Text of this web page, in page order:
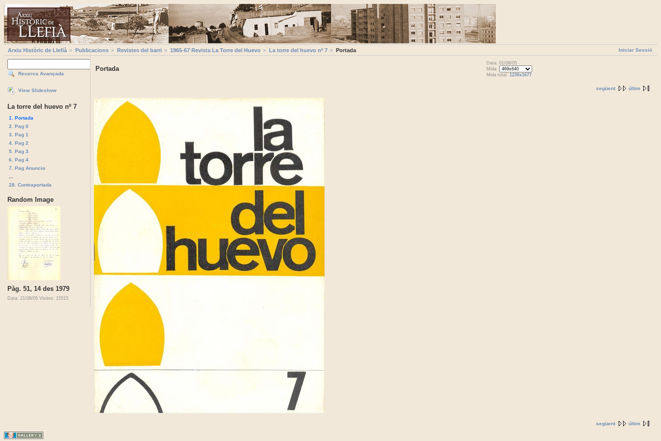
Iniciar Sessió
Arxiu Històric de Llefià Publicacions Revistes del barri 1965-67 Revista La Torre del Huevo La torre del huevo nº 7 Portada
Recerca Avançada
View Slideshow
La torre del huevo nº 7
1. Portada
2. Pag 0
3. Pag 1
4. Pag 2
5. Pag 3
6. Pag 4
7. Pag Anuncio
28. Contraportada
Random Image
Pàg. 51, 14 des 1979
Data: 21/08/05 Visites: 15515
Portada
Data: 01/08/05
Mida:
Mida total: 1230x1677
següent últim
següent últim